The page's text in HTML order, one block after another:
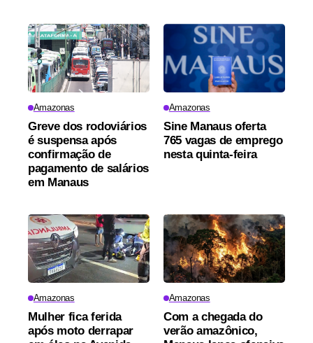
Amazonas
Greve dos rodoviários
é suspensa após
confirmação de
pagamento de salários
em Manaus
Amazonas
Sine Manaus oferta
765 vagas de emprego
nesta quinta-feira
Amazonas
Mulher fica ferida
após moto derrapar
Amazonas
Com a chegada do
verão amazônico,